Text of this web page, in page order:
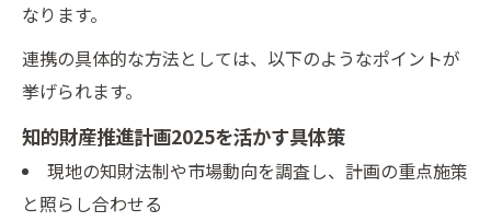
なります。
連携の具体的な方法としては、以下のようなポイントが
挙げられます。
知的財産推進計画2025を活かす具体策
現地の知財法制や市場動向を調査し、計画の重点施策
と照らし合わせる